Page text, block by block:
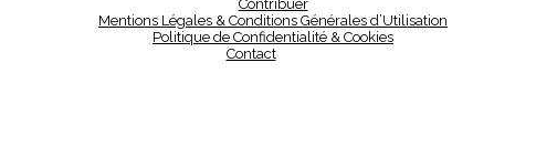
Contribuer
Mentions Légales & Conditions Générales d’Utilisation
Politique de Confidentialité & Cookies
Contact